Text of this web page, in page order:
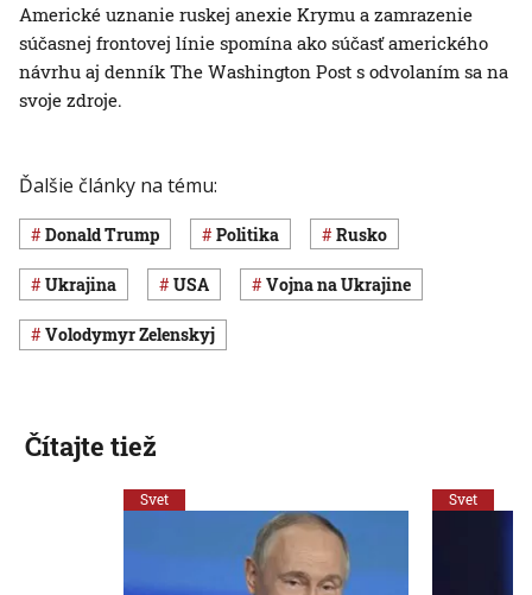
Americké uznanie ruskej anexie Krymu a zamrazenie
súčasnej frontovej línie spomína ako súčasť amerického
návrhu aj denník The Washington Post s odvolaním sa na
svoje zdroje.
Ďalšie články na tému:
Donald Trump Politika Rusko
Ukrajina USA vojna na Ukrajine
Volodymyr Zelenskyj
Čítajte tiež
Svet Svet